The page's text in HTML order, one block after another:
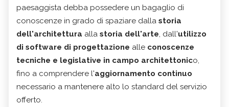
paesaggista debba possedere un bagaglio di
conoscenze in grado di spaziare dalla storia
dell'architettura alla storia dell'arte, dall'utilizzo
di software di progettazione alle conoscenze
tecniche e legislative in campo architettonico,
fino a comprendere l'aggiornamento continuo
necessario a mantenere alto lo standard del servizio
offerto.